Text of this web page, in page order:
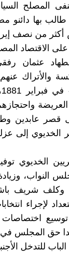
المصلح
طالب بها
عام 1880م، الذي خصص
على الاقتصاد
عثمان رفقي
والأتراك
قصر عابدين
إلى
النواب،
وكلف شريف
فبدأ الاستعداد
حق المجلس في
للتدخل